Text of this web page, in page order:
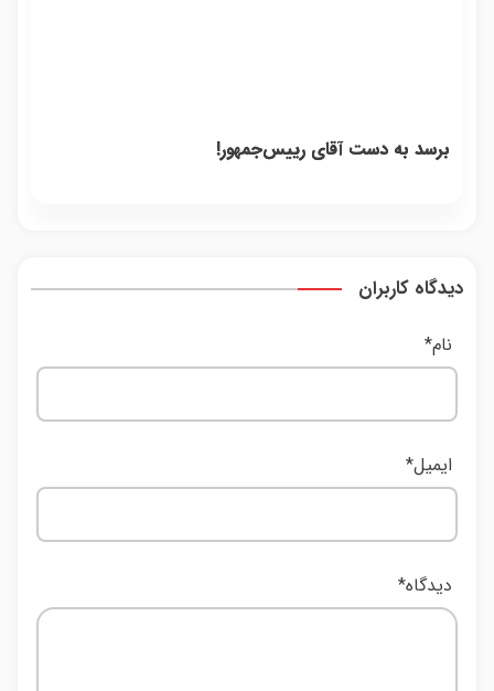
برسد به دست آقای رییس‌جمهور!
دیدگاه کاربران
دیدگاه*
نام*
ایمیل*